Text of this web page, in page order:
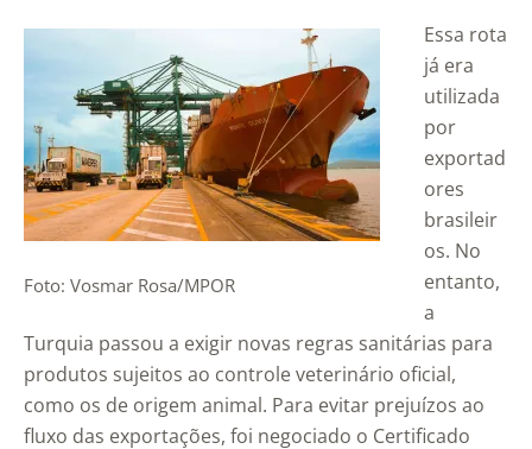
Foto: Vosmar Rosa/MPOR
Essa rota
já era
utilizada
por
exportad
ores
brasileir
os. No
entanto,
a
Turquia passou a exigir novas regras sanitárias para
produtos sujeitos ao controle veterinário oficial,
como os de origem animal. Para evitar prejuízos ao
fluxo das exportações, foi negociado o Certificado